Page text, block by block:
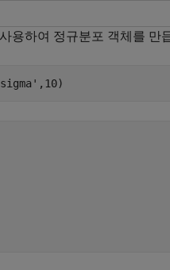
용하여 정규분포 객체를 만
,10)